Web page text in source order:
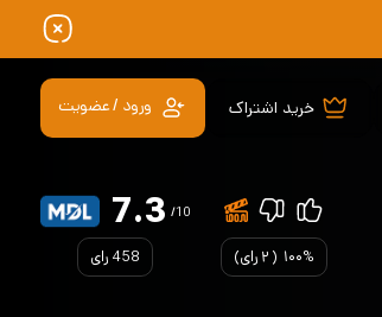
خرید اشتراک ورود / عضویت
7.3 /10
458 رای ۱۰۰% ( ۲ رای)